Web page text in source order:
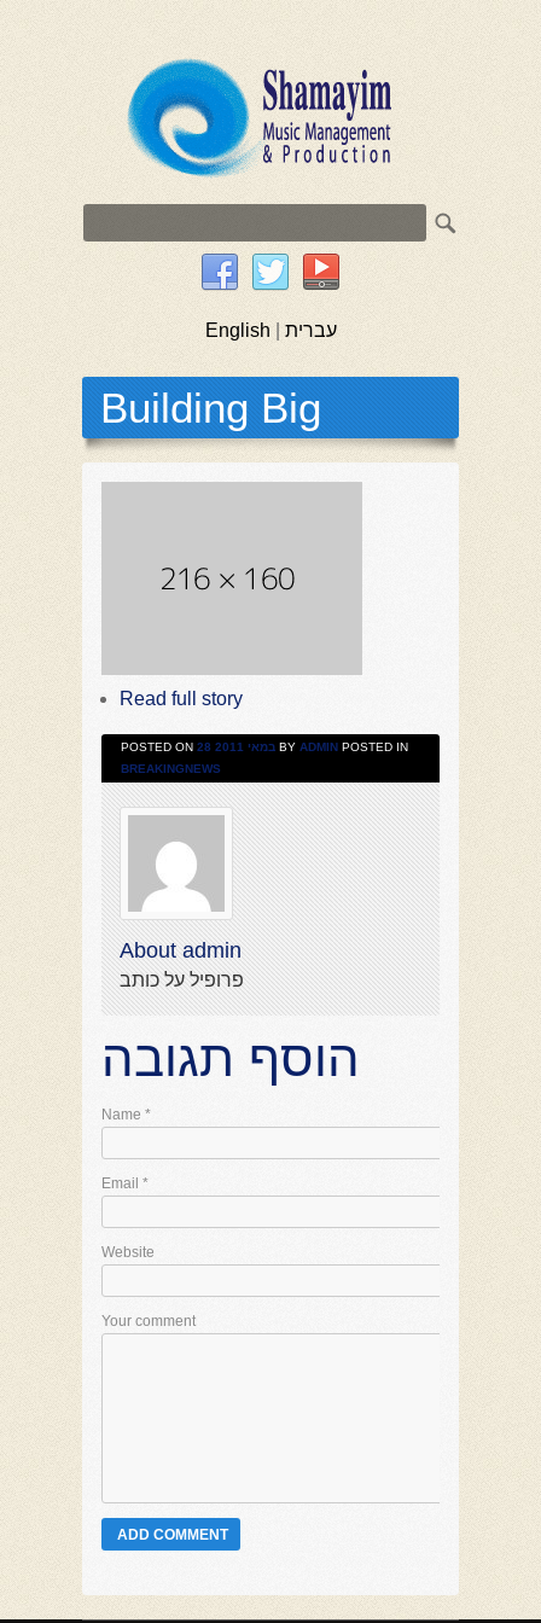
English | עברית
Building Big
Read full story
POSTED ON 28 במאי 2011 BY ADMIN POSTED IN
BREAKINGNEWS
About admin
פרופיל על כותב
הוסף תגובה
Name *
Email *
Website
Your comment